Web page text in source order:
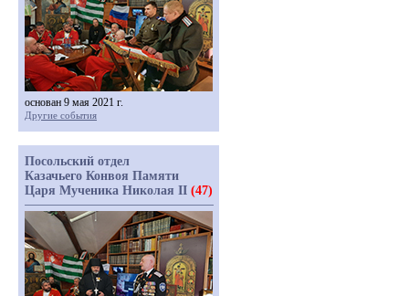
основан 9 мая 2021 г.
Другие события
Посольский отдел
Казачьего Конвоя Памяти
Царя Мученика Николая II (47)